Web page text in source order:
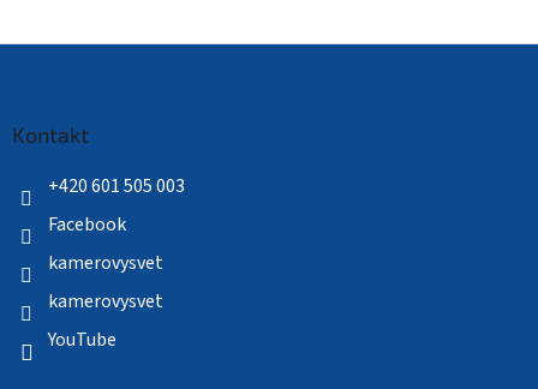
Kontakt
+420 601 505 003
Facebook
kamerovysvet
kamerovysvet
YouTube